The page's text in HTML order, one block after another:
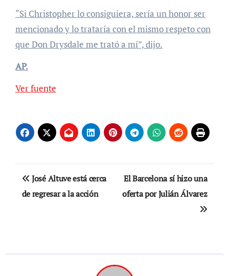
“Si Christopher lo consiguiera, sería un honor ser
mencionado y lo trataría con el mismo respeto con
que Don Drysdale me trató a mí”, dijo.
AP.
Ver fuente
Navegación
de
José Altuve está cerca
de regresar a la acción
El Barcelona sí hizo una
oferta por Julián Álvarez